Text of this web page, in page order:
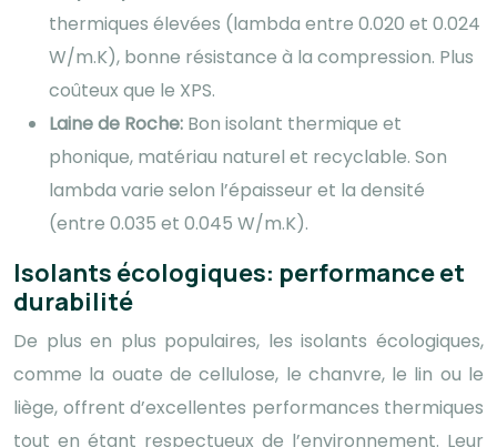
thermiques élevées (lambda entre 0.020 et 0.024
W/m.K), bonne résistance à la compression. Plus
coûteux que le XPS.
Laine de Roche: Bon isolant thermique et
phonique, matériau naturel et recyclable. Son
lambda varie selon l’épaisseur et la densité
(entre 0.035 et 0.045 W/m.K).
Isolants écologiques: performance et
durabilité
De plus en plus populaires, les isolants écologiques,
comme la ouate de cellulose, le chanvre, le lin ou le
liège, offrent d’excellentes performances thermiques
tout en étant respectueux de l’environnement. Leur